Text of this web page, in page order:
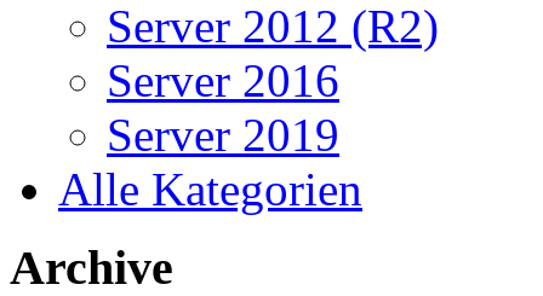
Server 2012 (R2)
Server 2016
Server 2019
Alle Kategorien
Archive